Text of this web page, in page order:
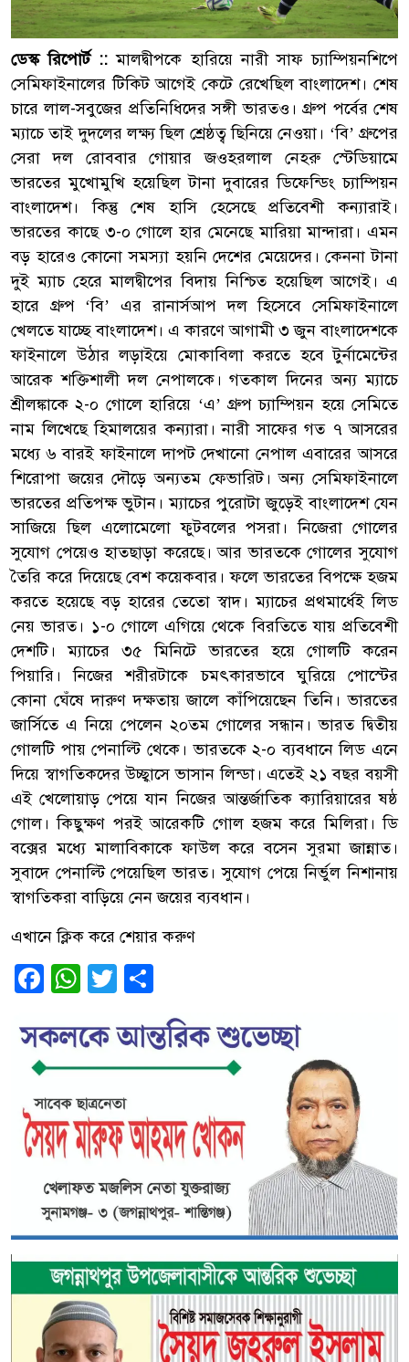
ডেস্ক রিপোর্ট :: মালদ্বীপকে হারিয়ে নারী সাফ চ্যাম্পিয়নশিপে
সেমিফাইনালের টিকিট আগেই কেটে রেখেছিল বাংলাদেশ। শেষ
চারে লাল-সবুজের প্রতিনিধিদের সঙ্গী ভারতও। গ্রুপ পর্বের শেষ
ম্যাচে তাই দুদলের লক্ষ্য ছিল শ্রেষ্ঠত্ব ছিনিয়ে নেওয়া। ‘বি’ গ্রুপের
সেরা দল রোববার গোয়ার জওহরলাল নেহরু স্টেডিয়ামে
ভারতের মুখোমুখি হয়েছিল টানা দুবারের ডিফেন্ডিং চ্যাম্পিয়ন
বাংলাদেশ। কিন্তু শেষ হাসি হেসেছে প্রতিবেশী কন্যারাই।
ভারতের কাছে ৩-০ গোলে হার মেনেছে মারিয়া মান্দারা। এমন
বড় হারেও কোনো সমস্যা হয়নি দেশের মেয়েদের। কেননা টানা
দুই ম্যাচ হেরে মালদ্বীপের বিদায় নিশ্চিত হয়েছিল আগেই। এ
হারে গ্রুপ ‘বি’ এর রানার্সআপ দল হিসেবে সেমিফাইনালে
খেলতে যাচ্ছে বাংলাদেশ। এ কারণে আগামী ৩ জুন বাংলাদেশকে
ফাইনালে উঠার লড়াইয়ে মোকাবিলা করতে হবে টুর্নামেন্টের
আরেক শক্তিশালী দল নেপালকে। গতকাল দিনের অন্য ম্যাচে
শ্রীলঙ্কাকে ২-০ গোলে হারিয়ে ‘এ’ গ্রুপ চ্যাম্পিয়ন হয়ে সেমিতে
নাম লিখেছে হিমালয়ের কন্যারা। নারী সাফের গত ৭ আসরের
মধ্যে ৬ বারই ফাইনালে দাপট দেখানো নেপাল এবারের আসরে
শিরোপা জয়ের দৌড়ে অন্যতম ফেভারিট। অন্য সেমিফাইনালে
ভারতের প্রতিপক্ষ ভুটান। ম্যাচের পুরোটা জুড়েই বাংলাদেশ যেন
সাজিয়ে ছিল এলোমেলো ফুটবলের পসরা। নিজেরা গোলের
সুযোগ পেয়েও হাতছাড়া করেছে। আর ভারতকে গোলের সুযোগ
তৈরি করে দিয়েছে বেশ কয়েকবার। ফলে ভারতের বিপক্ষে হজম
করতে হয়েছে বড় হারের তেতো স্বাদ। ম্যাচের প্রথমার্ধেই লিড
নেয় ভারত। ১-০ গোলে এগিয়ে থেকে বিরতিতে যায় প্রতিবেশী
দেশটি। ম্যাচের ৩৫ মিনিটে ভারতের হয়ে গোলটি করেন
পিয়ারি। নিজের শরীরটাকে চমৎকারভাবে ঘুরিয়ে পোস্টের
কোনা ঘেঁষে দারুণ দক্ষতায় জালে কাঁপিয়েছেন তিনি। ভারতের
জার্সিতে এ নিয়ে পেলেন ২০তম গোলের সন্ধান। ভারত দ্বিতীয়
গোলটি পায় পেনাল্টি থেকে। ভারতকে ২-০ ব্যবধানে লিড এনে
দিয়ে স্বাগতিকদের উচ্ছ্বাসে ভাসান লিন্ডা। এতেই ২১ বছর বয়সী
এই খেলোয়াড় পেয়ে যান নিজের আন্তর্জাতিক ক্যারিয়ারের ষষ্ঠ
গোল। কিছুক্ষণ পরই আরেকটি গোল হজম করে মিলিরা। ডি
বক্সের মধ্যে মালাবিকাকে ফাউল করে বসেন সুরমা জান্নাত।
সুবাদে পেনাল্টি পেয়েছিল ভারত। সুযোগ পেয়ে নির্ভুল নিশানায়
স্বাগতিকরা বাড়িয়ে নেন জয়ের ব্যবধান।
এখানে ক্লিক করে শেয়ার করুণ
Facebook
WhatsApp
Twitter